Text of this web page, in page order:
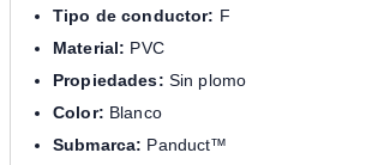
Tipo de conductor: F
Material: PVC
Propiedades: Sin plomo
Color: Blanco
Submarca: Panduct™